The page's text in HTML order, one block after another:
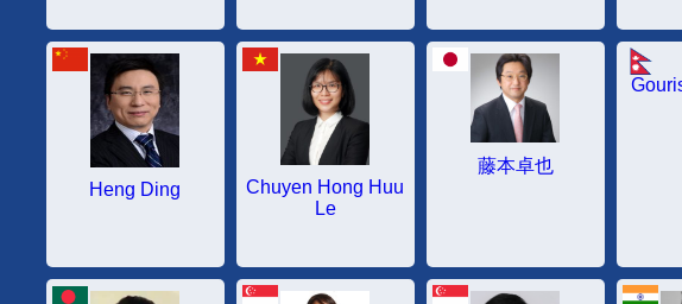
Heng Ding
Chuyen Hong Huu
Le
藤本卓也